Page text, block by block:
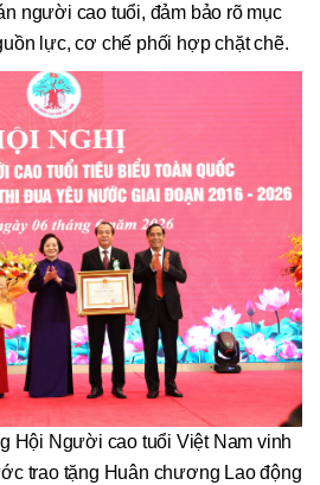
người cao tuổi, đảm bảo rõ mục
lực, cơ chế phối hợp chặt chẽ.
Hội Người cao tuổi Việt Nam vinh
trao tặng Huân chương Lao động